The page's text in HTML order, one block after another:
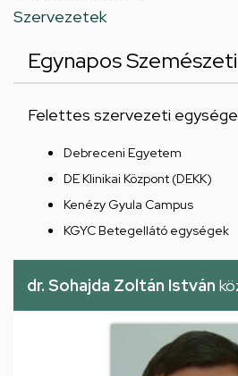
Szervezetek
Egynapos
Felettes szervezeti
Debreceni Egyetem
DE Klinikai Központ (DEKK)
Kenézy Gyula Campus
KGYC Betegellátó egységek
dr. Sohajda Zoltán István